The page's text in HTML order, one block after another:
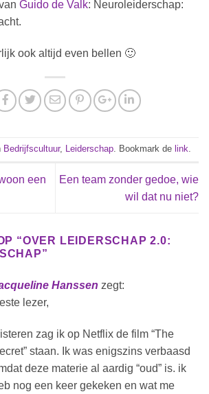
Guido de Valk: Neuroleiderschap:
ook altijd even bellen 🙂
Bedrijfscultuur, Leiderschap. Bookmark de link.
een
Een team zonder gedoe, wie
wil dat nu niet?
“OVER LEIDERSCHAP 2.0:
”
Hanssen zegt:
lezer,
zag ik op Netflix de film “The
staan. Ik was enigszins verbaasd
deze materie al aardig “oud” is. ik
nog een keer gekeken en wat me